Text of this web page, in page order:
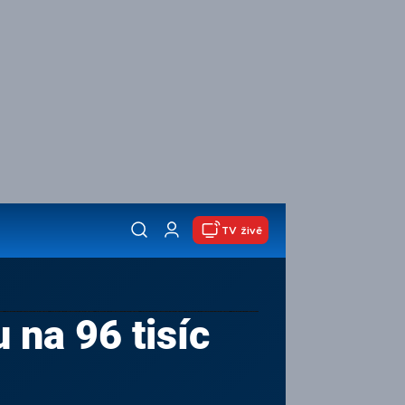
TV živě
na 96 tisíc